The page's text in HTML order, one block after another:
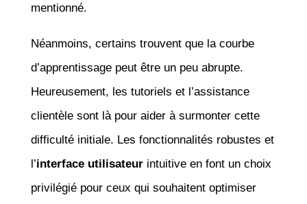
mentionné.
Néanmoins, certains trouvent que la courbe
d’apprentissage peut être un peu abrupte.
Heureusement, les tutoriels et l’assistance
clientèle sont là pour aider à surmonter cette
difficulté initiale. Les fonctionnalités robustes et
l’interface utilisateurintuitive en font un choix
privilégié pour ceux qui souhaitent optimiser